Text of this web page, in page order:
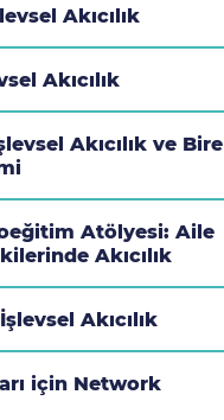
Akıcılık
Akıcılık
Akıcılık ve Bire
Atölyesi: Aile
Akıcılık
Akıcılık
için Network